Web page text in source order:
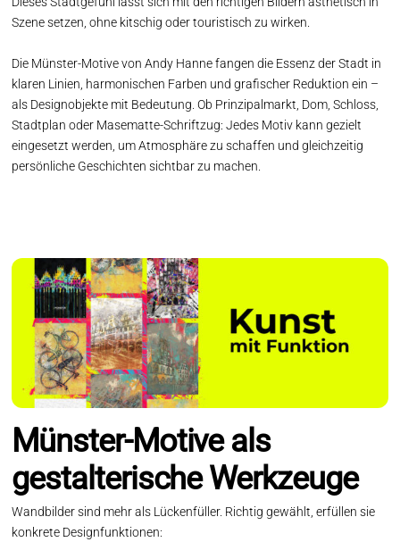
Szene setzen, ohne kitschig oder touristisch zu wirken.
Die Münster-Motive von Andy Hanne fangen die Essenz der Stadt in
klaren Linien, harmonischen Farben und grafischer Reduktion ein –
als Designobjekte mit Bedeutung. Ob Prinzipalmarkt, Dom, Schloss,
Stadtplan oder Masematte-Schriftzug: Jedes Motiv kann gezielt
eingesetzt werden, um Atmosphäre zu schaffen und gleichzeitig
persönliche Geschichten sichtbar zu machen.
Münster-Motive als
gestalterische Werkzeuge
Wandbilder sind mehr als Lückenfüller. Richtig gewählt, erfüllen sie
konkrete Designfunktionen: